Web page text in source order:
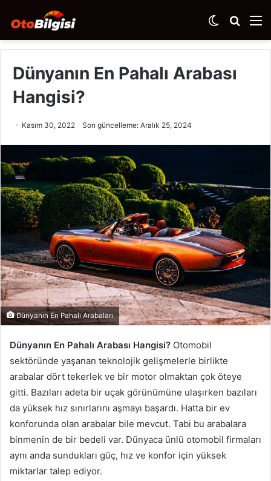
Arama
yap
Dış
görünümü
Dünyanın En Pahalı Arabası
Hangisi?
Kasım 30, 2022 Son güncelleme: Aralık 25, 2024
Dünyanın En Pahalı Arabaları
Dünyanın En Pahalı Arabası Hangisi? Otomobil
sektöründe yaşanan teknolojik gelişmelerle birlikte
arabalar dört tekerlek ve bir motor olmaktan çok öteye
gitti. Bazıları adeta bir uçak görünümüne ulaşırken bazıları
da yüksek hız sınırlarını aşmayı başardı. Hatta bir ev
konforunda olan arabalar bile mevcut. Tabi bu arabalara
binmenin de bir bedeli var. Dünyaca ünlü otomobil firmaları
aynı anda sundukları güç, hız ve konfor için yüksek
miktarlar talep ediyor.